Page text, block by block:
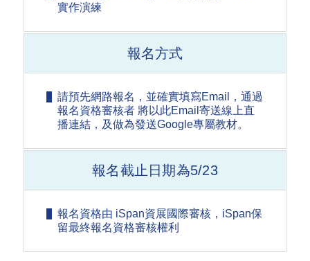
實作演練
報名方式
請預先網路報名，並確實填寫Email，通過
報名資格審核者 將以此Email寄送線上直
播連結，及做為發送Google專屬教材。
報名截止日期為5/23
報名資格由 iSpan資展國際審核，iSpan保
留最終報名資格審核權利